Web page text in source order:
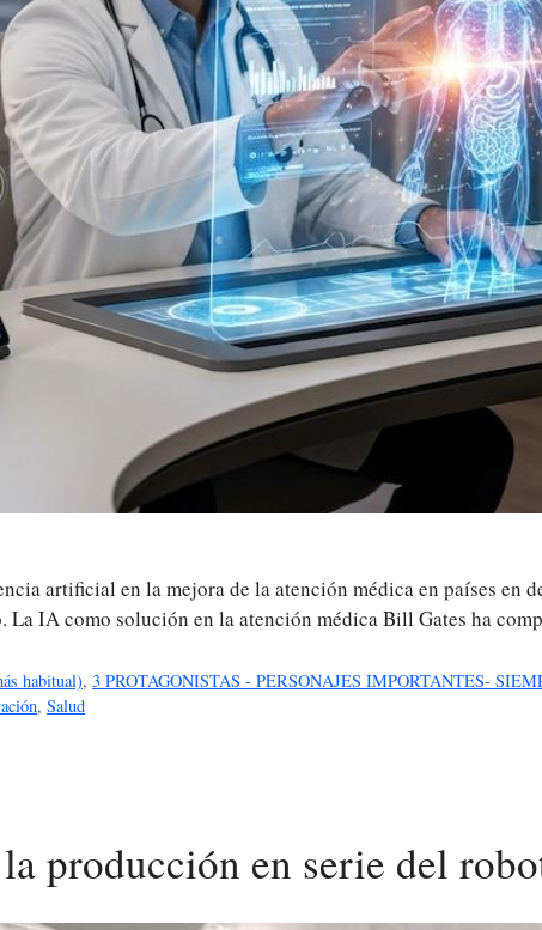
artificial en la mejora de la atención médica en países en
IA como solución en la atención médica Bill Gates ha
habitual),3 PROTAGONISTAS - PERSONAJES IMPORTANTES-
,Salud
producción en serie del